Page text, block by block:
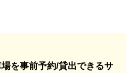
を事前予約/貸出できるサ